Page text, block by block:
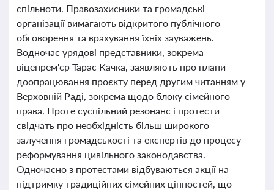
спільноти. Правозахисники та громадські
організації вимагають відкритого публічного
обговорення та врахування їхніх зауважень.
Водночас урядові представники, зокрема
віцепрем'єр Тарас Качка, заявляють про плани
доопрацювання проєкту перед другим читанням у
Верховній Раді, зокрема щодо блоку сімейного
права. Проте суспільний резонанс і протести
свідчать про необхідність більш широкого
залучення громадськості та експертів до процесу
реформування цивільного законодавства.
Одночасно з протестами відбуваються акції на
підтримку традиційних сімейних цінностей, що